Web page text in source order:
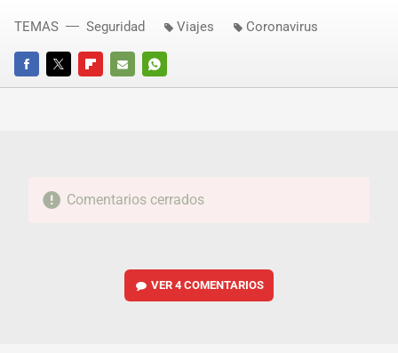
FACEBOOKTWITTERFLIPBOARD
E-
WHATSAPP
TEMAS Seguridad Viajes Coronavirus
Comentarios cerrados
VER4 COMENTARIOS